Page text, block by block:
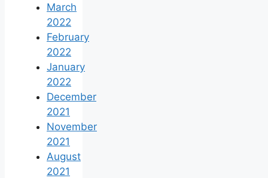
March
2022
February
2022
January
2022
December
2021
November
2021
August
2021